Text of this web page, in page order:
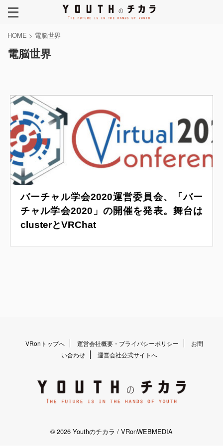
HOME > 電脳世界
電脳世界
バーチャル学会2020運営委員会、「バー
チャル学会2020」の開催を発表。舞台は
clusterとVRChat
VRonトップへ 運営会社概要・プライバシーポリシー
お問
い合わせ
運営会社公式サイトへ
© 2026 Youthのチカラ / VRonWEBMEDIA